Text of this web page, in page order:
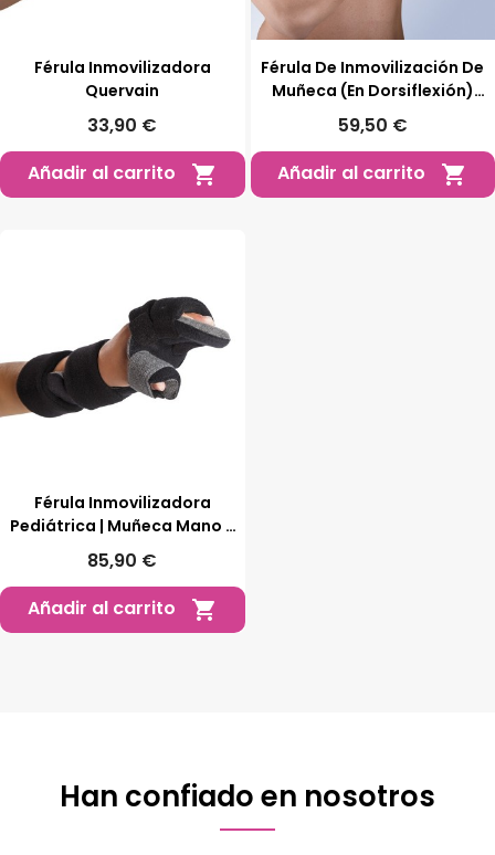
Férula Inmovilizadora
Quervain
33,90 €
Añadir al carrito

Férula De Inmovilización De
Muñeca (en Dorsiflexión)
Con Pulgar
59,50 €
Añadir al carrito

Férula Inmovilizadora
Pediátrica | Muñeca Mano Y
Dedos
85,90 €
Añadir al carrito

Han confiado en nosotros